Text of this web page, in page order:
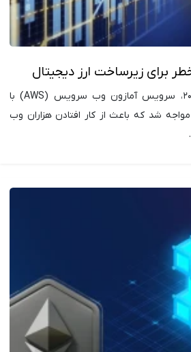
در صبح روز ۲۰ اکتبر ۲۰۲۵، سرویس آمازون وب سرویس (AWS) با
شد که باعث از کار افتادن هزاران وب